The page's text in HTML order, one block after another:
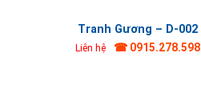
Tranh Gương – D-002
Liên hệ ☎ 0915.278.598